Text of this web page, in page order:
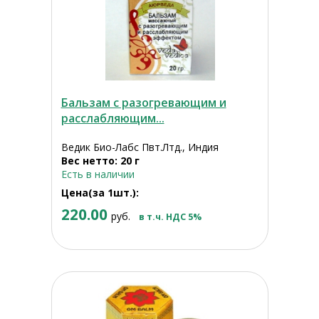
Бальзам с разогревающим и
расслабляющим...
Ведик Био-Лабс Пвт.Лтд., Индия
Вес нетто: 20 г
Есть в наличии
Цена(за 1шт.):
220.00 руб. в т.ч. НДС 5%